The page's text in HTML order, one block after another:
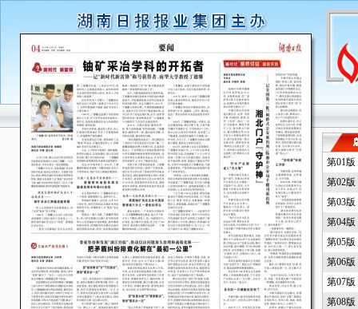
第01
第02
第03
第04
第05
第06
第07
第08